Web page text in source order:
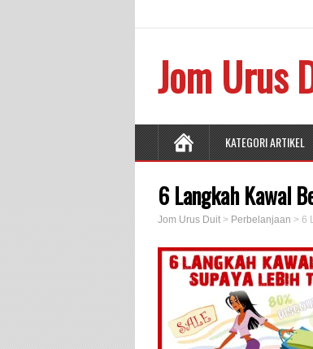
Jom Urus
KATEGORI ARTIKEL
6 Langkah Kawal
Jom Urus Duit > Perbelanjaan > 6